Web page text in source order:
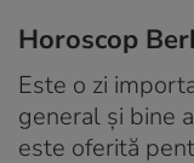
Horoscop
Este o zi
general și bine
este oferită